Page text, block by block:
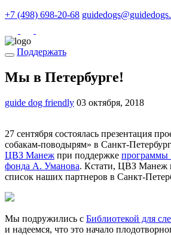
+7 (498) 698-20-68
Поддержать
Мы в Петербурге!
guide dog friendly 03 октября, 2018
27 сентября состоялась презентация
собакам-поводырям» в Санкт-
ЦВЗ Манеж при поддержке программы
фонда А. Уманова. Кстати, ЦВЗ Манеж
список наших партнеров в Санкт-
Мы подружились с Библиотекой для
и надеемся, что это начало